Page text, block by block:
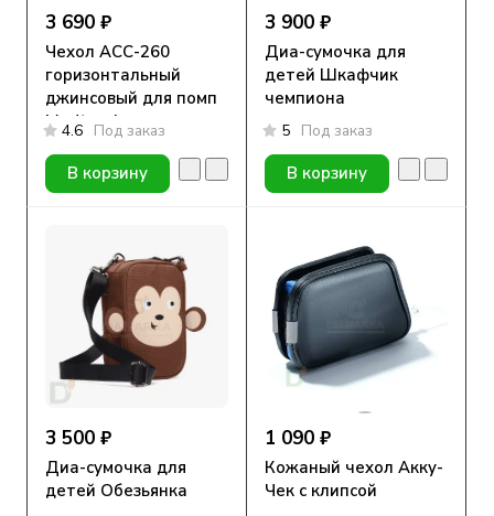
3 690 ₽
Чехол АСС-260
горизонтальный
джинсовый для помп
Medtronic
4.6 Под заказ
В корзину
3 900 ₽
Диа-сумочка для
детей Шкафчик
чемпиона
5 Под заказ
В корзину
3 500 ₽
Диа-сумочка для
детей Обезьянка
1 090 ₽
Кожаный чехол Акку-
Чек с клипсой